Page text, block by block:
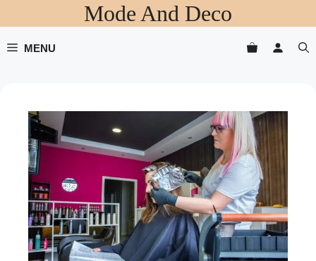
au
contenu
Mode And Deco
MENU